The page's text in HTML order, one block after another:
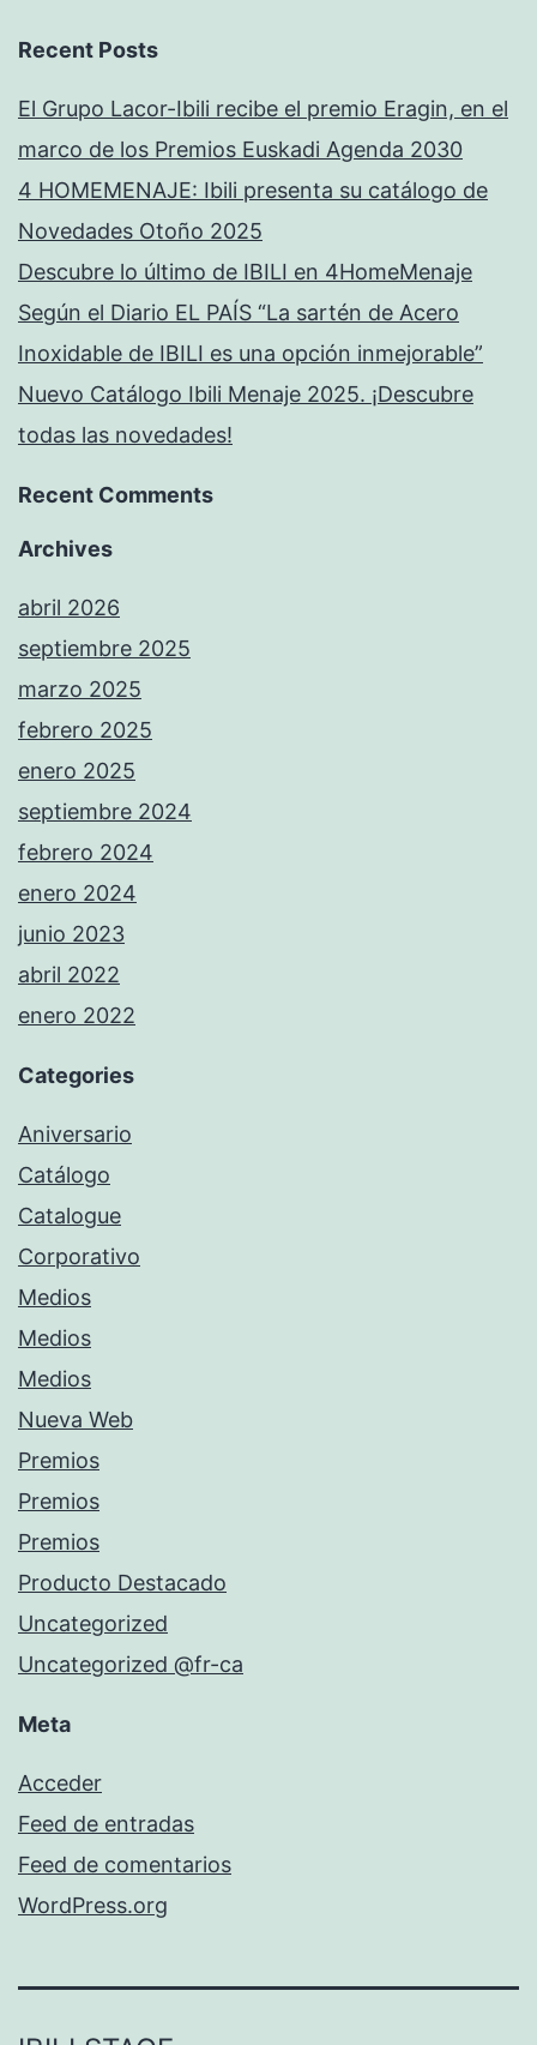
Recent Posts
El Grupo Lacor-Ibili recibe el premio Eragin, en el
marco de los Premios Euskadi Agenda 2030
4 HOMEMENAJE: Ibili presenta su catálogo de
Novedades Otoño 2025
Descubre lo último de IBILI en 4HomeMenaje
Según el Diario EL PAÍS “La sartén de Acero
Inoxidable de IBILI es una opción inmejorable”
Nuevo Catálogo Ibili Menaje 2025. ¡Descubre
todas las novedades!
Recent Comments
Archives
abril 2026
septiembre 2025
marzo 2025
febrero 2025
enero 2025
septiembre 2024
febrero 2024
enero 2024
junio 2023
abril 2022
enero 2022
Categories
Aniversario
Catálogo
Catalogue
Corporativo
Medios
Medios
Medios
Nueva Web
Premios
Premios
Premios
Producto Destacado
Uncategorized
Uncategorized @fr-ca
Meta
Acceder
Feed de entradas
Feed de comentarios
WordPress.org